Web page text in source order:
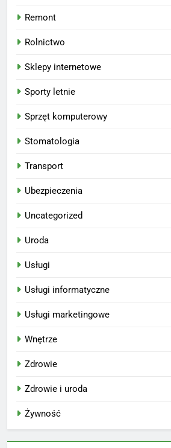
Remont
Rolnictwo
Sklepy internetowe
Sporty letnie
Sprzęt komputerowy
Stomatologia
Transport
Ubezpieczenia
Uncategorized
Uroda
Usługi
Usługi informatyczne
Usługi marketingowe
Wnętrze
Zdrowie
Zdrowie i uroda
Żywność